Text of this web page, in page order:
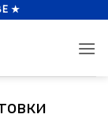
★